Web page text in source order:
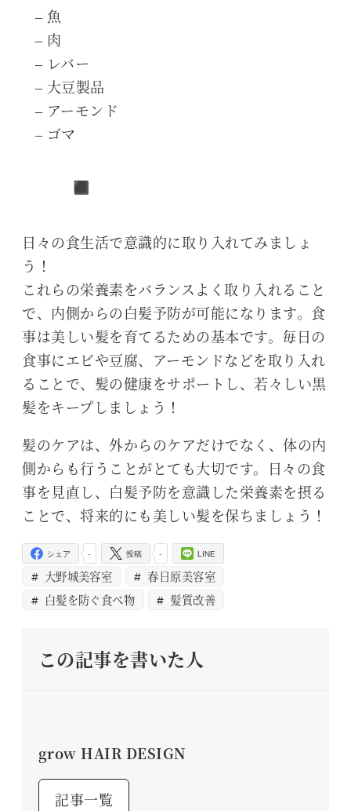
– 魚
– 肉
– レバー
– 大豆製品
– アーモンド
– ゴマ
︎日々の食生活で意識的に取り入れてみましょ
う！
これらの栄養素をバランスよく取り入れること
で、内側からの白髪予防が可能になります。食
事は美しい髪を育てるための基本です。毎日の
食事にエビや豆腐、アーモンドなどを取り入れ
ることで、髪の健康をサポートし、若々しい黒
髪をキープしましょう！
髪のケアは、外からのケアだけでなく、体の内
側からも行うことがとても大切です。日々の食
事を見直し、白髪予防を意識した栄養素を摂る
ことで、将来的にも美しい髪を保ちましょう！
-
シェア -
投稿 LINE
大野城美容室
春日原美容室
白髪を防ぐ食べ物
髪質改善
この記事を書いた人
grow HAIR DESIGN
記事一覧